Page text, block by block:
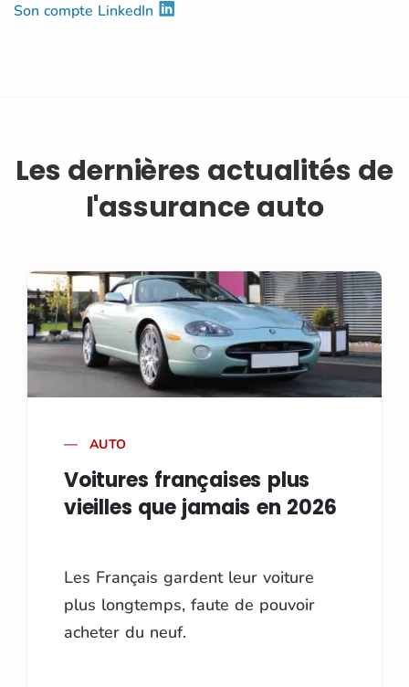
Son compte LinkedIn
Les dernières actualités de
l'assurance auto
AUTO
Voitures françaises plus
vieilles que jamais en 2026
Les Français gardent leur voiture
plus longtemps, faute de pouvoir
acheter du neuf.